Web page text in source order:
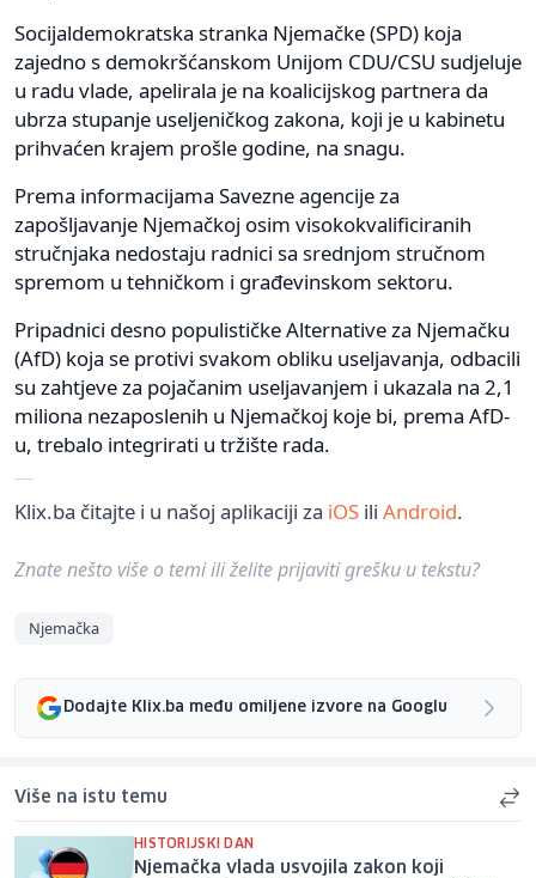
Socijaldemokratska stranka Njemačke (SPD) koja
zajedno s demokršćanskom Unijom CDU/CSU sudjeluje
u radu vlade, apelirala je na koalicijskog partnera da
ubrza stupanje useljeničkog zakona, koji je u kabinetu
prihvaćen krajem prošle godine, na snagu.
Prema informacijama Savezne agencije za
zapošljavanje Njemačkoj osim visokokvalificiranih
stručnjaka nedostaju radnici sa srednjom stručnom
spremom u tehničkom i građevinskom sektoru.
Pripadnici desno populističke Alternative za Njemačku
(AfD) koja se protivi svakom obliku useljavanja, odbacili
su zahtjeve za pojačanim useljavanjem i ukazala na 2,1
miliona nezaposlenih u Njemačkoj koje bi, prema AfD-
u, trebalo integrirati u tržište rada.
Klix.ba čitajte i u našoj aplikaciji za iOS ili Android.
Znate nešto više o temi ili želite prijaviti grešku u tekstu?
Njemačka
Dodajte Klix.ba među omiljene izvore na Googlu
Više na istu temu
HISTORIJSKI DAN
Njemačka vlada usvojila zakon koji